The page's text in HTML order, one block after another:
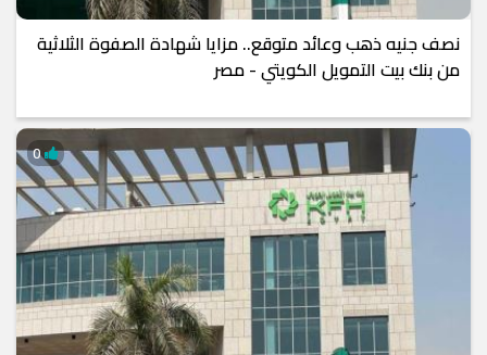
نصف جنيه ذهب وعائد متوقع.. مزايا شهادة الصفوة الثلاثية
من بنك بيت التمويل الكويتي - مصر
0